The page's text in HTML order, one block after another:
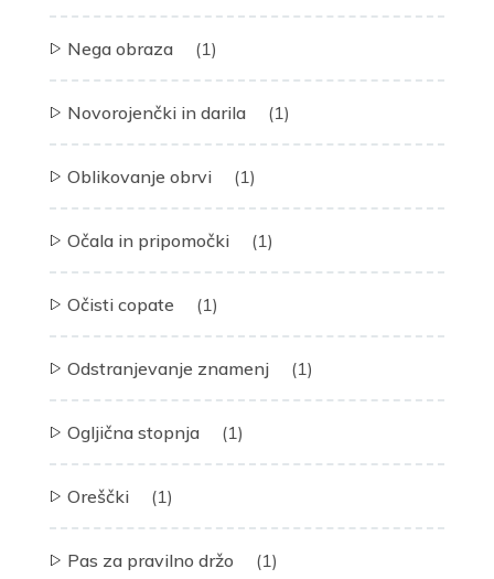
Nega obraza (1)
Novorojenčki in darila (1)
Oblikovanje obrvi (1)
Očala in pripomočki (1)
Očisti copate (1)
Odstranjevanje znamenj (1)
Ogljična stopnja (1)
Oreščki (1)
Pas za pravilno držo (1)